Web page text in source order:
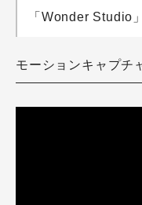
「Wonder Studio
モーションキャプチ